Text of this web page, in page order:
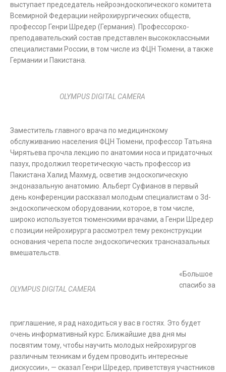
выступает председатель нейроэндоскопического комитета
Всемирной Федерации нейрохирургических обществ,
профессор Генри Шредер (Германия). Профессорско-
преподавательский состав представлен высококлассными
специалистами России, в том числе из ФЦН Тюмени, а также
Германии и Пакистана.
OLYMPUS DIGITAL CAMERA
Заместитель главного врача по медицинскому
обслуживанию населения ФЦН Тюмени, профессор Татьяна
Чирятьева прочла лекцию по анатомии носа и придаточных
пазух, продолжил теоретическую часть профессор из
Пакистана Халид Махмуд, осветив эндоскопическую
эндоназальную анатомию. Альберт Суфианов в первый
день конференции рассказал молодым специалистам о 3d-
эндоскопическом оборудовании, которое, в том числе,
широко используется тюменскими врачами, а Генри Шредер
с позиции нейрохирурга рассмотрел тему реконструкции
основания черепа после эндоскопических трансназальных
вмешательств.
OLYMPUS DIGITAL CAMERA
«Большое
спасибо за
приглашение, я рад находиться у вас в гостях. Это будет
очень информативный курс. Ближайшие два дня мы
посвятим тому, чтобы научить молодых нейрохирургов
различным техникам и будем проводить интересные
дискуссии», — сказал Генри Шредер, приветствуя участников